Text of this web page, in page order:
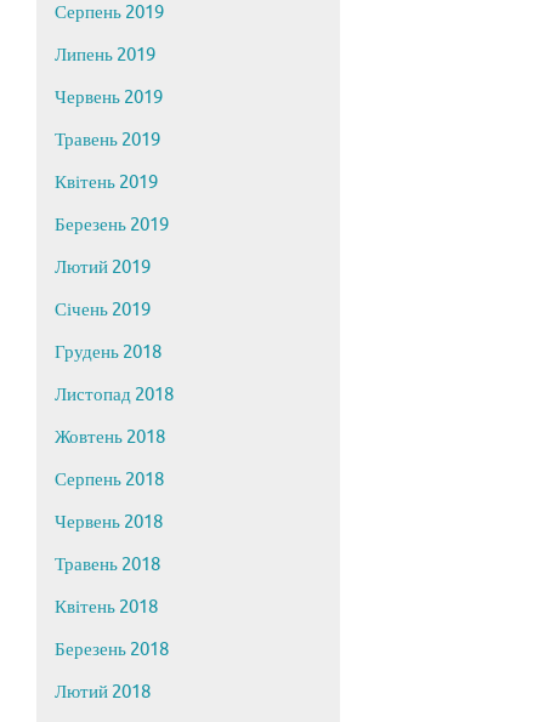
Серпень 2019
Липень 2019
Червень 2019
Травень 2019
Квітень 2019
Березень 2019
Лютий 2019
Січень 2019
Грудень 2018
Листопад 2018
Жовтень 2018
Серпень 2018
Червень 2018
Травень 2018
Квітень 2018
Березень 2018
Лютий 2018